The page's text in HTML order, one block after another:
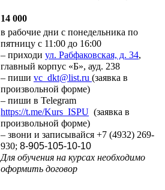
14 000
в рабочие дни с понедельника по
пятницу с 11:00 до 16:00
– приходи ул. Рабфаковская, д. 34,
главный корпус «Б», ауд. 238
– пиши vc_dkt@list.ru (заявка в
произвольной форме)
– пиши в Telegram
https://t.me/Kurs_ISPU (заявка в
произвольной форме)
– звони и записывайся +7 (4932) 269-
930; 8-905-105-10-10
Для обучения на курсах необходимо
оформить договор